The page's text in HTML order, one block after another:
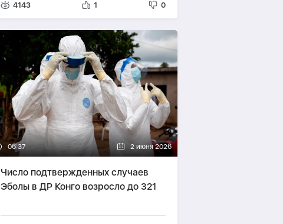
4143 1 0
06:37 2 июня 2026
Число подтвержденных случаев
Эболы в ДР Конго возросло до 321